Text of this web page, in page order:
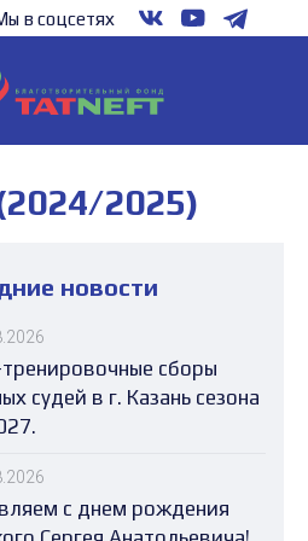
в соцсетях
2025)
новости
сборы
судей в г. Казань сезона
с днем рождения